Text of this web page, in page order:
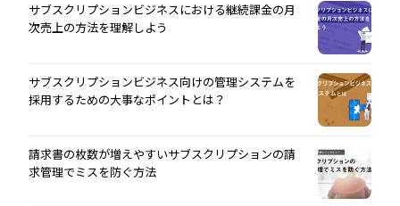
サブスクリプションビジネスにおける継続課金の月
次売上の方法を理解しよう
サブスクリプションビジネス向けの管理システムを
採用するための大事なポイントとは？
請求書の枚数が増えやすいサブスクリプションの請
求管理でミスを防ぐ方法